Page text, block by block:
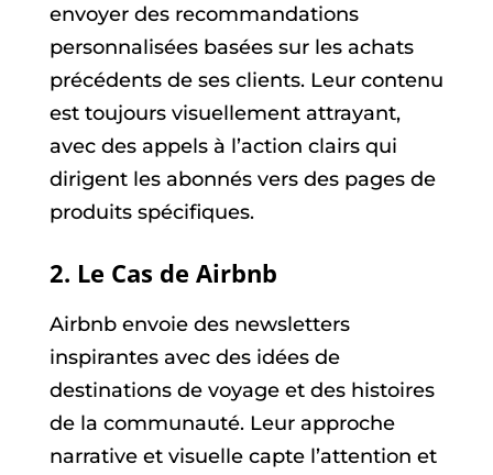
envoyer des recommandations
personnalisées basées sur les achats
précédents de ses clients. Leur contenu
est toujours visuellement attrayant,
avec des appels à l’action clairs qui
dirigent les abonnés vers des pages de
produits spécifiques.
2. Le Cas de Airbnb
Airbnb envoie des newsletters
inspirantes avec des idées de
destinations de voyage et des histoires
de la communauté. Leur approche
narrative et visuelle capte l’attention et